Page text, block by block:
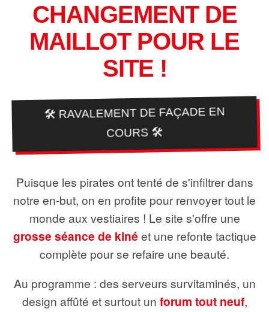
CHANGEMENT DE
MAILLOT POUR LE
SITE !
🛠️ RAVALEMENT DE FAÇADE EN
COURS 🛠️
Puisque les pirates ont tenté de s'infiltrer dans
notre en-but, on en profite pour renvoyer tout le
monde aux vestiaires ! Le site s'offre une
grosse séance de kiné et une refonte tactique
complète pour se refaire une beauté.
Au programme : des serveurs survitaminés, un
design affûté et surtout un forum tout neuf,